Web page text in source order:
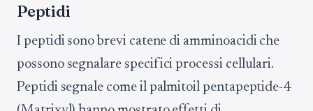
Peptidi
I peptidi sono brevi catene di amminoacidi che
possono segnalare specifici processi cellulari.
Peptidi segnale come il palmitoil pentapeptide-4